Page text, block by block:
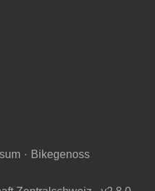
· Bikegenoss